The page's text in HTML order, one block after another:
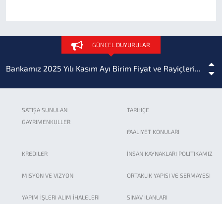
GÜNCEL DUYURULAR
2025 Yılı Olağan Genel Kurul Toplantı Tutanağı
Bankamız 2025 Yılı Kasım Ayı Birim Fiyat ve Rayiçleri...
Bankamız 2024-2028 Stratejik Planı yayınlanmıştır.
2022 Yılı Altyapı Tesisleri Birim Fiyatlarına ait...
SATIŞA SUNULAN
GAYRIMENKULLER
TARIHÇE
FAALIYET KONULARI
KREDILER İNSAN KAYNAKLARI POLITIKAMIZ
MISYON VE VIZYON ORTAKLIK YAPISI VE SERMAYESI
YAPIM İŞLERI ALIM İHALELERI SINAV İLANLARI